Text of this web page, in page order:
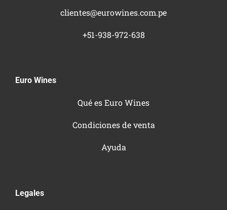
clientes@eurowines.com.pe
+51-938-972-638
Euro Wines
Qué es Euro Wines
Condiciones de venta
Ayuda
Legales